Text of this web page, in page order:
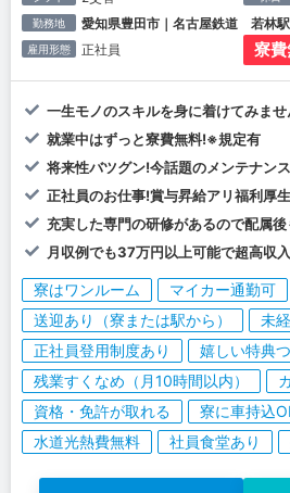
勤務地 愛知県豊田市｜名古屋鉄道 若林駅
雇用形態 正社員 寮
一生モノのスキルを身に着けてみませ
就業中はずっと寮費無料!※規定有
将来性バツグン!今話題のメンテナン
正社員のお仕事!賞与昇給アリ福利厚
充実した専門の研修があるので配属後
月収例でも37万円以上可能で超高収入
寮はワンルーム
マイカー通勤可
送迎あり（寮または駅から）
未
正社員登用制度あり
嬉しい特典
残業すくなめ（月10時間以内）
資格・免許が取れる
寮に車持込
水道光熱費無料
社員食堂あり